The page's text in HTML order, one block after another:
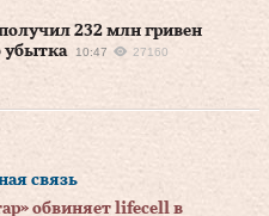
232 млн гривен
убытка
10:47 27160
связь
обвиняет lifecell в